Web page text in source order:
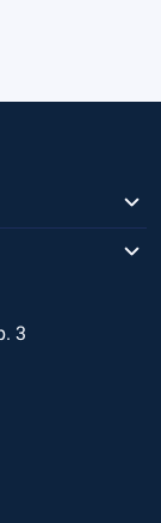
3